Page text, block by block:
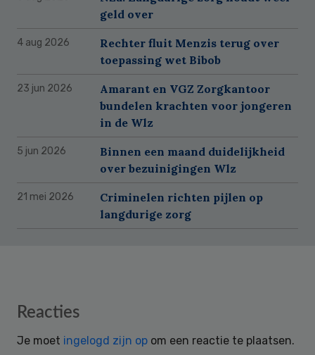
geld over
4 aug 2026
Rechter fluit Menzis terug over
toepassing wet Bibob
23 jun 2026
Amarant en VGZ Zorgkantoor
bundelen krachten voor jongeren
in de Wlz
5 jun 2026
Binnen een maand duidelijkheid
over bezuinigingen Wlz
21 mei 2026
Criminelen richten pijlen op
langdurige zorg
Reader
Reacties
Je moet ingelogd zijn op om een reactie te plaatsen.